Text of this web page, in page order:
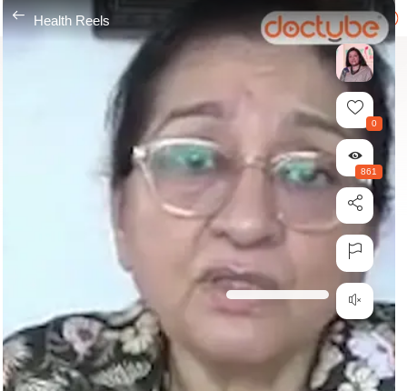
---
Health Reels
0
861